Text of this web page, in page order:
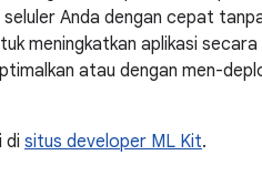
Anda dengan cepat
meningkatkan aplikasi secara
atau dengan men-
di situs developer ML Kit.